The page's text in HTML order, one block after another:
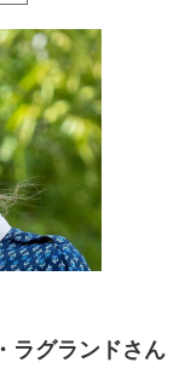
ラグランドさん